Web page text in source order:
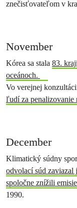
znečisťovateľom v
November
Kórea sa stala 83.
oceánoch.
Vo verejnej
ľudí za penalizovanie
December
Klimatický súdny
odvolací súd
spoločne znížili emisie
1990.